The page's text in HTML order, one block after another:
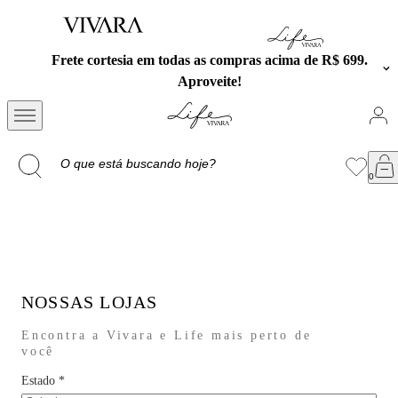
Frete cortesia em todas as compras acima de R$ 699.
Aproveite!
NOSSAS LOJAS
Encontra a Vivara e Life mais perto de
você
Estado *